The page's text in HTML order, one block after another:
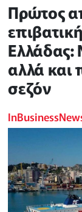
Πρώτος
Ελλάδας:
αλλά και
σεζόν